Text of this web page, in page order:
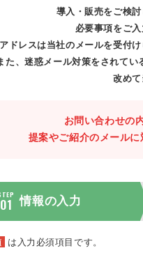
導入・販売をご検
必要事項をご
ドレスは当社のメールを受付
た、迷惑メール対策をされてい
改めて
お問い合わせの
提案やご紹介のメール
01 情報の入力
は入力必須項目です。